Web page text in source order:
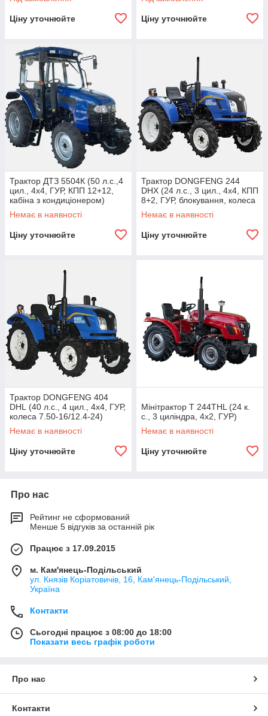
Ціну уточнюйте Ціну уточнюйте
Трактор ДТЗ 5504К (50 л.с.,4
цил., 4х4, ГУР, КПП 12+12,
кабіна з кондиціонером)
Немає в наявності
Ціну уточнюйте
Трактор DONGFENG 244
DHХ (24 л.с., 3 цил., 4х4, КПП
8+2, ГУР, блокування, колеса
6.50-16/11.2-24)
Немає в наявності
Ціну уточнюйте
Трактор DONGFENG 404
DHL (40 л.с., 4 цил., 4х4, ГУР,
колеса 7.50-16/12.4-24)
Немає в наявності
Ціну уточнюйте
Мінітрактор T 244TНL (24 к.
с., 3 циліндра, 4х2, ГУР)
Немає в наявності
Ціну уточнюйте
Про нас
Рейтинг не сформований
Менше 5 відгуків за останній рік
Працює з 17.09.2015
м. Кам'янець-Подільський
ул. Князів Коріатовичів, 16, Кам'янець-Подільський,
Україна
Контакти
Сьогодні працює з 08:00 до 18:00
Показати весь графік роботи
Про нас
Контакти